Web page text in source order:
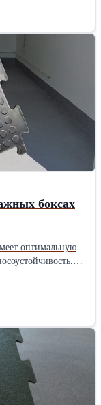
Плитка УНИПОЛ
количества
и не скользит.
дорожных
с
на любой
сборка пола с
– ЕВРО Т-
Жесткость – 87-
во все
боксах
оптимальную
и ударам, но и
пола
применяется
технических,
с
сборные
в
как покрытие не